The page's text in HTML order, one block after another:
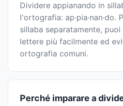
Dividere appianando in
l'ortografia: ap·pia·nan·do.
sillaba separatamente,
lettere più facilmente ed
ortografia comuni.
Perché imparare a